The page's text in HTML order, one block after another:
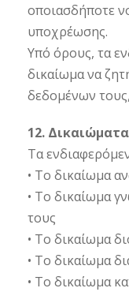
οποιασδήποτε
υποχρέωσης.
Υπό όρους, τα
δικαίωμα να
δεδομένων
12. Δικαιώματα
Τα
• Το δικαίωμα
• Το δικαίωμα
τους
• Το δικαίωμα
• Το δικαίωμα
• Το δικαίωμα